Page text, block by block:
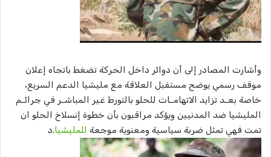
وأشارت المصادر إلى أن دوائر داخل الحركة تضغط باتجاه إعلان
موقف رسمي يوضح مستقبل العلاقة مع مليشيا الدعم السريع،
خاصة بعـد تزايد الاتهامـات للحلو بالتورط غير المباشـر في جرائـم
المليشيا ضد المدنيين ويؤكد مراقبون بأن خطوة إنسلاخ الحلو ان
تمت فهي تمثل ضربة سياسية ومعنوية موجعة للمليشيا.د